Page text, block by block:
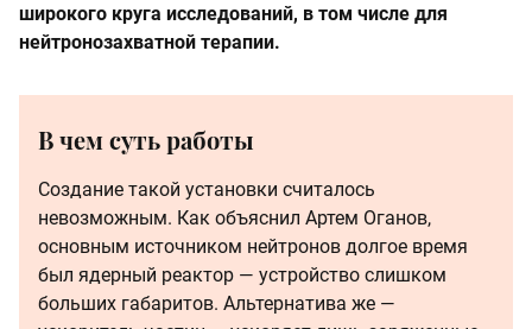
широкого круга исследований, в том числе для
нейтронозахватной терапии.
В чем суть работы
Создание такой установки считалось
невозможным. Как объяснил Артем Оганов,
основным источником нейтронов долгое время
был ядерный реактор — устройство слишком
больших габаритов. Альтернатива же —